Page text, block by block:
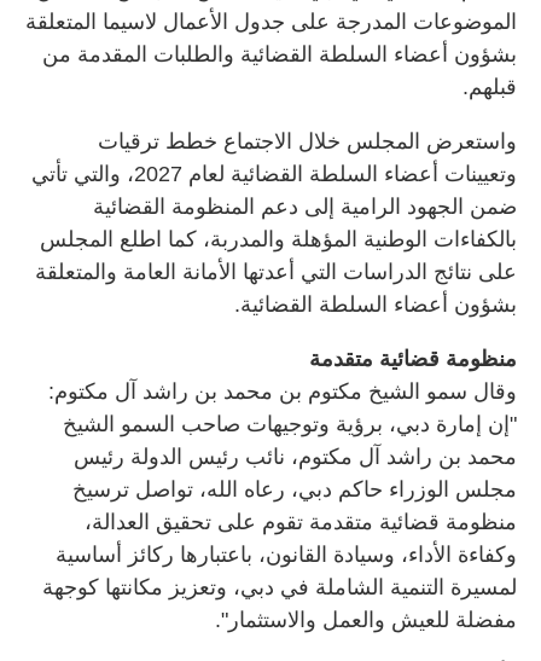
الموضوعات المدرجة على جدول الأعمال لاسيما المتعلقة
بشؤون أعضاء السلطة القضائية والطلبات المقدمة من
قبلهم.
واستعرض المجلس خلال الاجتماع خطط ترقيات
وتعيينات أعضاء السلطة القضائية لعام 2027، والتي تأتي
ضمن الجهود الرامية إلى دعم المنظومة القضائية
بالكفاءات الوطنية المؤهلة والمدربة، كما اطلع المجلس
على نتائج الدراسات التي أعدتها الأمانة العامة والمتعلقة
بشؤون أعضاء السلطة القضائية.
منظومة قضائية متقدمة
وقال سمو الشيخ مكتوم بن محمد بن راشد آل مكتوم:
"إن إمارة دبي، برؤية وتوجيهات صاحب السمو الشيخ
محمد بن راشد آل مكتوم، نائب رئيس الدولة رئيس
مجلس الوزراء حاكم دبي، رعاه الله، تواصل ترسيخ
منظومة قضائية متقدمة تقوم على تحقيق العدالة،
وكفاءة الأداء، وسيادة القانون، باعتبارها ركائز أساسية
لمسيرة التنمية الشاملة في دبي، وتعزيز مكانتها كوجهة
مفضلة للعيش والعمل والاستثمار".